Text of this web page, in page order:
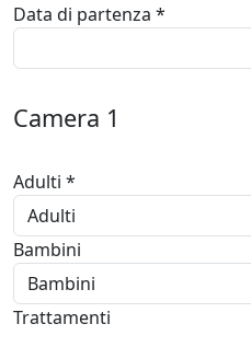
Data di partenza *
Camera 1
Adulti *
Bambini
Trattamenti